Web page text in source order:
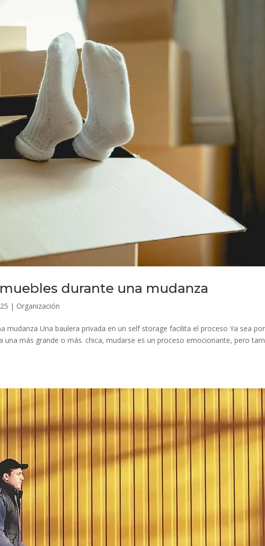
durante una mudanza
| Organización
mudanza Una baulera privada en un self storage facilita el proceso Ya sea
una más grande o más. chica, mudarse es un proceso emocionante, pero